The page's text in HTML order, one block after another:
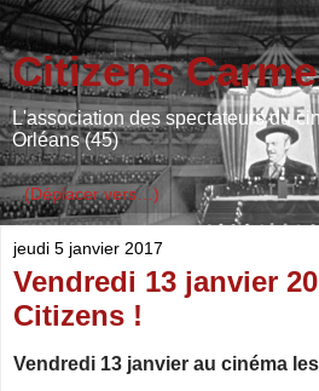
Citizens
L'association des spectateurs du
Orléans (45)
jeudi 5 janvier 2017
Vendredi 13 janvier
Citizens !
Vendredi 13 janvier au cinéma